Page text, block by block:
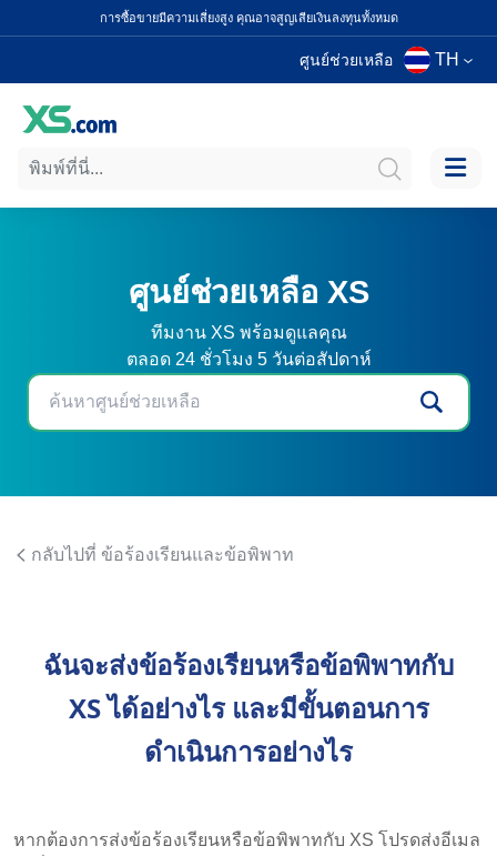
การซื้อขายมีความเสี่ยงสูง คุณอาจสูญเสียเงินลงทุนทั้งหมด
ศูนย์ช่วยเหลือ TH
ศูนย์ช่วยเหลือ XS
ทีมงาน XS พร้อมดูแลคุณ
ตลอด 24 ชั่วโมง 5 วันต่อสัปดาห์
กลับไปที่ ข้อร้องเรียนและข้อพิพาท
ฉันจะส่งข้อร้องเรียนหรือข้อพิพาทกับ
XS ได้อย่างไร และมีขั้นตอนการ
ดำเนินการอย่างไร
หากต้องการส่งข้อร้องเรียนหรือข้อพิพาทกับ XS โปรดส่งอีเมล